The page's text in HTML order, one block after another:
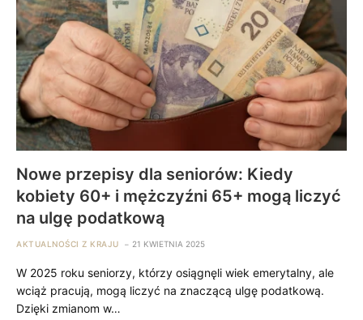
Nowe przepisy dla seniorów: Kiedy
kobiety 60+ i mężczyźni 65+ mogą liczyć
na ulgę podatkową
AKTUALNOŚCI Z KRAJU 21 KWIETNIA 2025
W 2025 roku seniorzy, którzy osiągnęli wiek emerytalny, ale
wciąż pracują, mogą liczyć na znaczącą ulgę podatkową.
Dzięki zmianom w…